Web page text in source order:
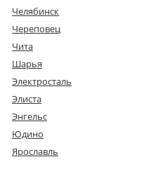
Челябинск
Череповец
Чита
Шарья
Электросталь
Элиста
Энгельс
Юдино
Ярославль